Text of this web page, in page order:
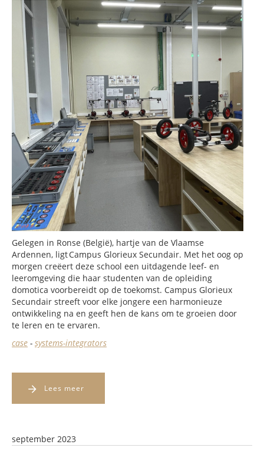
Gelegen in Ronse (België), hartje van de Vlaamse
Ardennen, ligt Campus Glorieux Secundair. Met het oog op
morgen creëert deze school een uitdagende leef- en
leeromgeving die haar studenten van de opleiding
domotica voorbereidt op de toekomst. Campus Glorieux
Secundair streeft voor elke jongere een harmonieuze
ontwikkeling na en geeft hen de kans om te groeien door
te leren en te ervaren.
case - systems-integrators
Lees meer
september 2023